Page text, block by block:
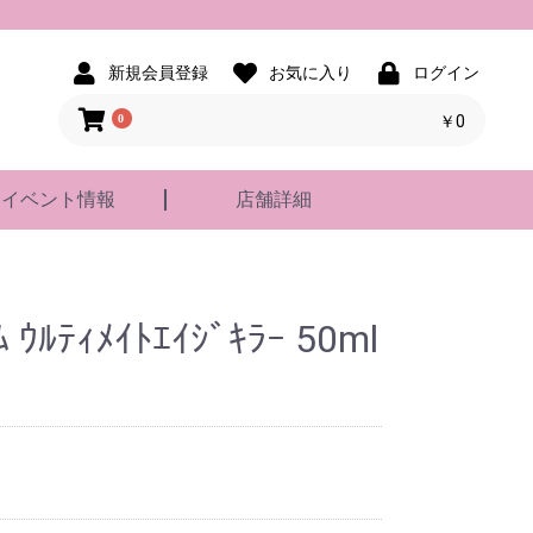
新規会員登録 お気に入り ログイン
0 ￥0
イベント情報 店舗詳細
ｳﾙﾃｨﾒｲﾄｴｲｼﾞｷﾗｰ 50ml